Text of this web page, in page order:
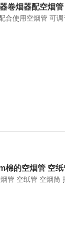
卷烟器配空烟管
合使用空烟管 可调
棉的空烟管 空
管 空纸管 空烟筒